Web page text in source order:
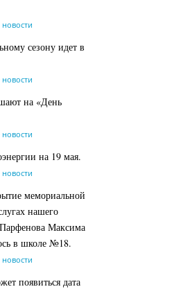
сезону идет в
на «День
на 19 мая.
мемориальной
нашего
Максима
в школе №18.
появиться дата